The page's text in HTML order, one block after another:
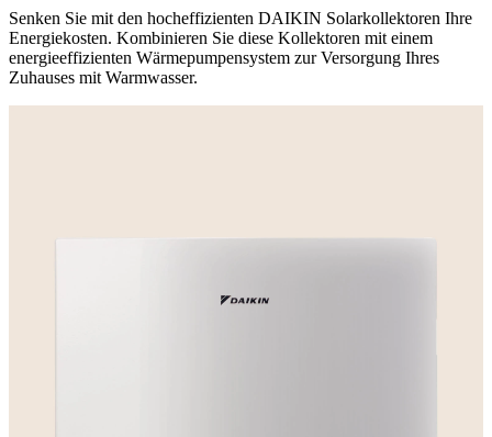
Senken Sie mit den hocheffizienten DAIKIN Solarkollektoren Ihre
Energiekosten. Kombinieren Sie diese Kollektoren mit einem
energieeffizienten Wärmepumpensystem zur Versorgung Ihres
Zuhauses mit Warmwasser.